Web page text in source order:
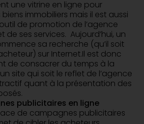
une vitrine en ligne pour
immobiliers mais il est aussi
de promotion de l’agence
de ses services. Aujourd’hui, un
sa recherche (qu’il soit
sur Internet.Il est donc
de consacrer du temps à la
site qui soit le reflet de l’agence
quant à la présentation des
publicitaires en ligne
de campagnes publicitaires